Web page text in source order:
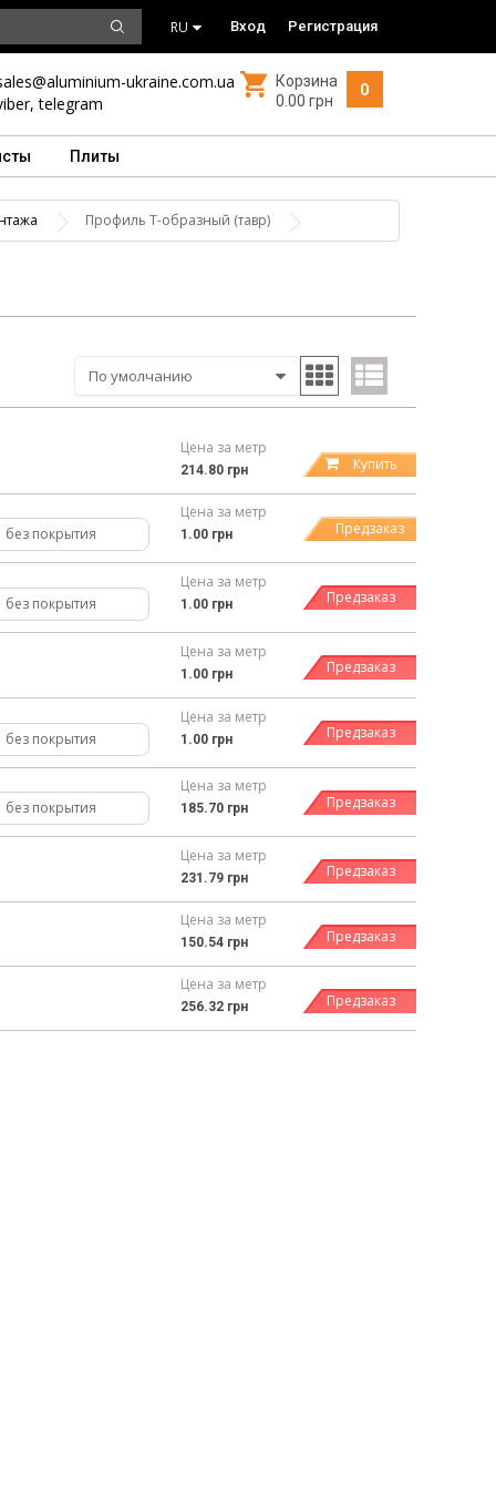
RU Вход Регистрация
ukraine.com.ua
,telegram
0
Корзина
0.00 грн
Плиты
Профиль Т-образный (тавр)
Цена за метр
214.80 грн Купить
без покрытия
Цена за метр
1.00 грн Предзаказ
без покрытия
Цена за метр
1.00 грн Предзаказ
Цена за метр
1.00 грн Предзаказ
без покрытия
Цена за метр
1.00 грн Предзаказ
без покрытия
Цена за метр
185.70 грн Предзаказ
Цена за метр
231.79 грн Предзаказ
Цена за метр
150.54 грн Предзаказ
Цена за метр
256.32 грн Предзаказ